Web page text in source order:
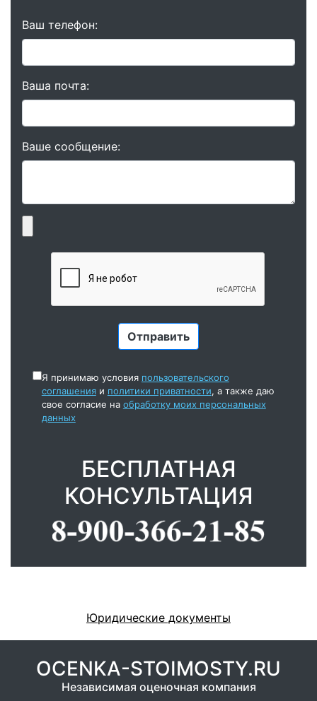
Ваш телефон:
Ваша почта:
Ваше сообщение:
Я принимаю условия пользовательского
соглашенияи политики приватности, а также даю
свое согласие на обработку моих персональных
данных
БЕСПЛАТНАЯ
КОНСУЛЬТАЦИЯ
Юридические документы
OCENKA-STOIMOSTY.RU
Независимая оценочная компания